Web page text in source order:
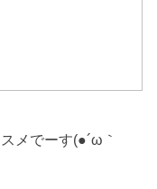
メでーす(●´ω｀